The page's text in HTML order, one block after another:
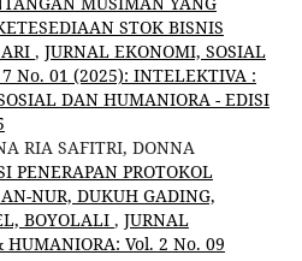
STOK BISNIS
, JURNAL EKONOMI, SOSIAL
No. 01 (2025): INTELEKTIVA :
DAN HUMANIORA - EDISI
RIA SAFITRI, DONNA
PENERAPAN PROTOKOL
NUR, DUKUH GADING,
BOYOLALI , JURNAL
HUMANIORA: Vol. 2 No. 09